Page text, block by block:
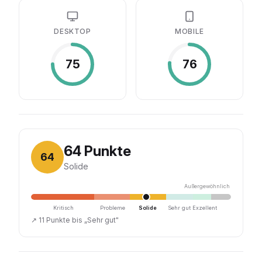
DESKTOP
75
MOBILE
76
64 64 Punkte
Solide
Außergewöhnlich
Kritisch Probleme Solide Sehr gut Exzellent
↗ 11 Punkte bis „Sehr gut"